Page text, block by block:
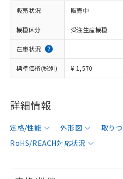
販売状況 販売中
機種区分 受注生産機種
在庫状況
標準価格(税別) ¥ 1,570
詳細情報
定格/性能 外形図 取り
RoHS/REACH対応状況